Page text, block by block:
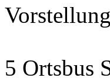
5 Ortsbus